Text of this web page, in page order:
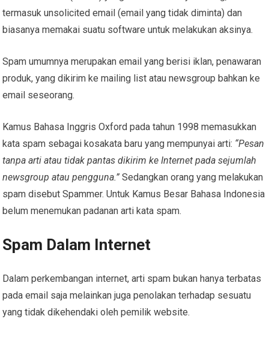
termasuk unsolicited email (email yang tidak diminta) dan
biasanya memakai suatu software untuk melakukan aksinya.
Spam umumnya merupakan email yang berisi iklan, penawaran
produk, yang dikirim ke mailing list atau newsgroup bahkan ke
email seseorang.
Kamus Bahasa Inggris Oxford pada tahun 1998 memasukkan
kata spam sebagai kosakata baru yang mempunyai arti: “Pesan
tanpa arti atau tidak pantas dikirim ke Internet pada sejumlah
newsgroup atau pengguna.” Sedangkan orang yang melakukan
spam disebut Spammer. Untuk Kamus Besar Bahasa Indonesia
belum menemukan padanan arti kata spam.
Spam Dalam Internet
Dalam perkembangan internet, arti spam bukan hanya terbatas
pada email saja melainkan juga penolakan terhadap sesuatu
yang tidak dikehendaki oleh pemilik website.